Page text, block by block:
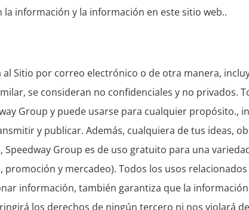
información y la información en este sitio web..
Sitio por correo electrónico o de otra manera,
se consideran no confidenciales y no privados.
Group y puede usarse para cualquier propósito.,
y publicar. Además, cualquiera de tus ideas,
Group es de uso gratuito para una
y mercadeo). Todos los usos
información, también garantiza que la
los derechos de ningún tercero ni nos violará